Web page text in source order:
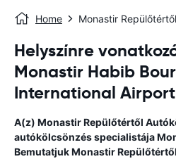
Home Monastir Repülőtértől
Helyszínre
Monastir Habib
International Airport
A(z) Monastir Repülőtértől
autókölcsönzés specialistája
BemutatjukMonastir Repülőtértől